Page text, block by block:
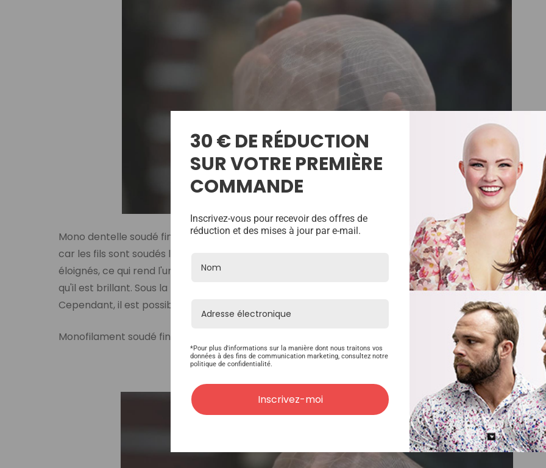
Mono dentelle soudé fin est notre dentelle deuxième durable. Cette dentelle ne nécessite pas de
car les fils sont soudés les uns aux autres - comme une fenêtre de moustiquaire. Les trous sont plus
éloignés, ce qui rend l'unité plus respirante qu'une mono dentelle fin. Le seul inconvénient de ce
qu'il est brillant. Sous la lumière, les autres peuvent parfois constater que la brillance est moins
Cependant, il est possible d'utiliser du ruban adhésif et de la colle sur ce matériau.
Monofilament soudé fin est utilisé dans nos modèles pour homme :
Monofilament soudé super fin
30 € DE RÉDUCTION
SUR VOTRE PREMIÈRE
COMMANDE
Inscrivez-vous pour recevoir des offres de
réduction et des mises à jour par e-mail.
*Pour plus d'informations sur la manière dont nous traitons vos
données à des fins de communication marketing, consultez notre
politique de confidentialité.
Inscrivez-moi